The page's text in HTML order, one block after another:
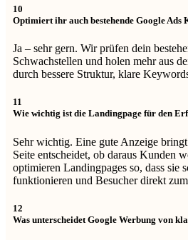
10
Optimiert ihr auch bestehende Google Ads
Ja – sehr gern. Wir prüfen dein
Schwachstellen und holen mehr aus
durch bessere Struktur, klare
11
Wie wichtig ist die Landingpage für den
Sehr wichtig. Eine gute Anzeige
Seite entscheidet, ob daraus Kunden
optimieren Landingpages so, dass sie
funktionieren und Besucher direkt
12
Was unterscheidet Google Werbung von